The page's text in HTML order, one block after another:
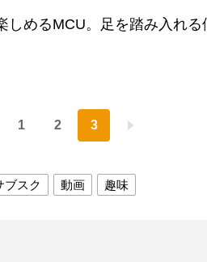
めるMCU。足を踏み入れる
1 2 3
ブスク 動画 趣味